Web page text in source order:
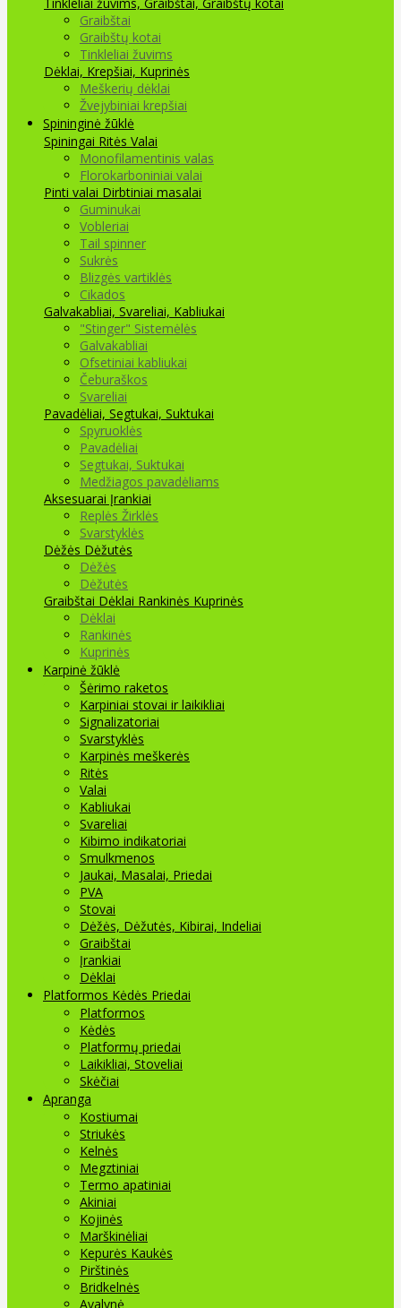
Graibštai
Graibštų kotai
Tinkleliai žuvims
Dėklai, Krepšiai, Kuprinės
Meškerių dėklai
Žvejybiniai krepšiai
Spininginė žūklė
Spiningai Ritės Valai
Monofilamentinis valas
Florokarboniniai valai
Pinti valai Dirbtiniai masalai
Guminukai
Vobleriai
Tail spinner
Sukrės
Blizgės vartiklės
Cikados
Galvakabliai, Svareliai, Kabliukai
"Stinger" Sistemėlės
Galvakabliai
Ofsetiniai kabliukai
Čeburaškos
Svareliai
Pavadėliai, Segtukai, Suktukai
Spyruoklės
Pavadėliai
Segtukai, Suktukai
Medžiagos pavadėliams
Aksesuarai Įrankiai
Replės Žirklės
Svarstyklės
Dėžės Dėžutės
Dėžės
Dėžutės
Graibštai Dėklai Rankinės Kuprinės
Dėklai
Rankinės
Kuprinės
Karpinė žūklė
Šėrimo raketos
Karpiniai stovai ir laikikliai
Signalizatoriai
Svarstyklės
Karpinės meškerės
Ritės
Valai
Kabliukai
Svareliai
Kibimo indikatoriai
Smulkmenos
Jaukai, Masalai, Priedai
PVA
Stovai
Dėžės, Dėžutės, Kibirai, Indeliai
Graibštai
Įrankiai
Dėklai
Platformos Kėdės Priedai
Platformos
Kėdės
Platformų priedai
Laikikliai, Stoveliai
Skėčiai
Apranga
Kostiumai
Striukės
Kelnės
Megztiniai
Termo apatiniai
Akiniai
Kojinės
Marškinėliai
Kepurės Kaukės
Pirštinės
Bridkelnės
Avalynė